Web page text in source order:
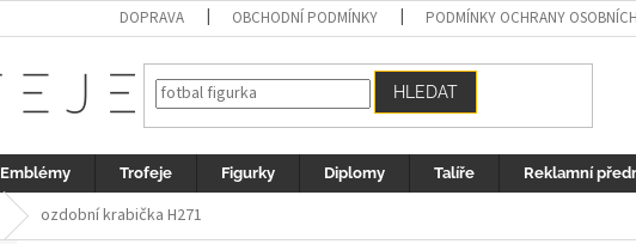
DOPRAVA OBCHODNÍ PODMÍNKY PODMÍNKY OCHRANY
HLEDAT
Emblémy Trofeje Figurky Diplomy Talíře Reklamní
ozdobní krabička H271